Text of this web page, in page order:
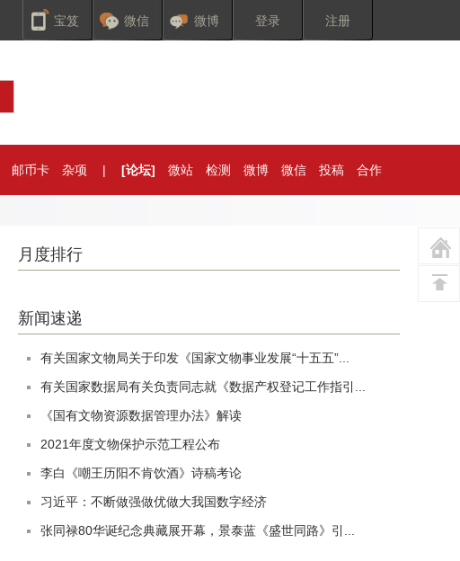
宝笈 微信 微博 登录 注册
邮币卡 杂项 | [论坛] 微站 检测 微博 微信 投稿 合作
月度排行
新闻速递
有关国家文物局关于印发《国家文物事业发展“十五五”...
有关国家数据局有关负责同志就《数据产权登记工作指引...
《国有文物资源数据管理办法》解读
2021年度文物保护示范工程公布
李白《嘲王历阳不肯饮酒》诗稿考论
习近平：不断做强做优做大我国数字经济
张同禄80华诞纪念典藏展开幕，景泰蓝《盛世同路》引...